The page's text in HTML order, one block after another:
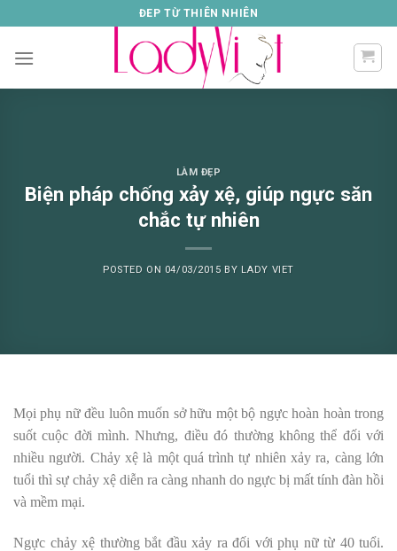
to
content
ĐEP TỪ THIÊN NHIÊN
LÀM ĐẸP
Biện pháp chống xảy xệ, giúp ngực săn
chắc tự nhiên
POSTED ON 04/03/2015 BY LADY VIET
Mọi phụ nữ đều luôn muốn sở hữu một bộ ngực hoàn hoàn trong
suốt cuộc đời mình. Nhưng, điều đó thường không thể đối với
nhiều người. Chảy xệ là một quá trình tự nhiên xảy ra, càng lớn
tuổi thì sự chảy xệ diễn ra càng nhanh do ngực bị mất tính đàn hồi
và mềm mại.
Ngực chảy xệ thường bắt đầu xảy ra đối với phụ nữ từ 40 tuổi.